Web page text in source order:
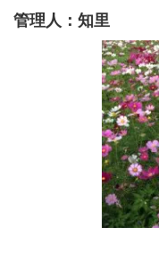
管理人：知里